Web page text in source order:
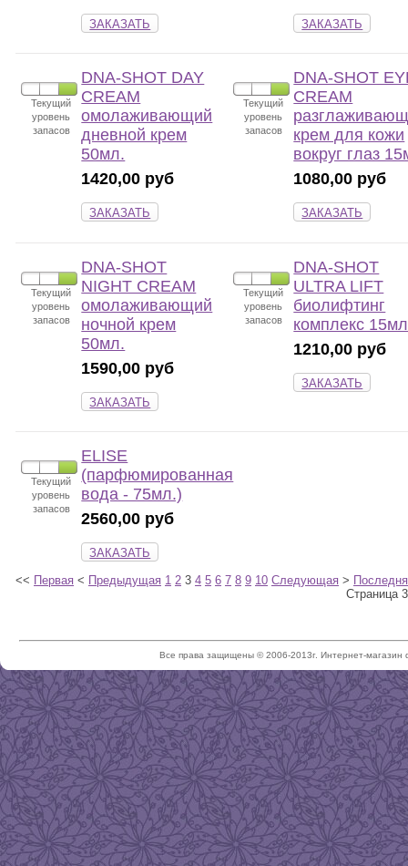
ЗАКАЗАТЬ ЗАКАЗАТЬ
Текущий
уровень
запасов
DNA-SHOT DAY
CREAM
омолаживающий
дневной крем
50мл.
1420,00 руб
ЗАКАЗАТЬ
Текущий
уровень
запасов
DNA-SHOT
CREAM
крем для кожи
вокруг глаз
1080,00 руб
ЗАКАЗАТЬ
Текущий
уровень
запасов
DNA-SHOT
NIGHT CREAM
омолаживающий
ночной крем
50мл.
1590,00 руб
ЗАКАЗАТЬ
Текущий
уровень
запасов
DNA-SHOT
ULTRA LIFT
биолифтинг
комплекс
1210,00 руб
ЗАКАЗАТЬ
Текущий
уровень
запасов
ELISE
(парфюмированная
вода - 75мл.)
2560,00 руб
ЗАКАЗАТЬ
<< Первая < Предыдущая 1 2 3 4 5 6 7 8 9 10 Следующая >
Страница
Все права защищены © 2006-2013г. Интернет-магазин